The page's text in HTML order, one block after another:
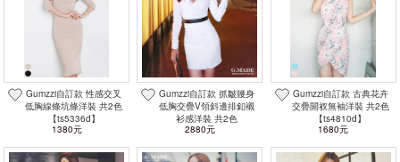
Gumzzi自訂款 性感交叉
低胸線條坑條洋裝 共2色
【ts5336d】
1380元
Gumzzi自訂款 抓皺腰身
低胸交疊V領斜邊排釦襯
衫感洋裝 共2色
【st1510d】
2880元
Gumzzi自訂款 古典花卉
交疊開衩無袖洋裝 共2色
【ts4810d】
1680元